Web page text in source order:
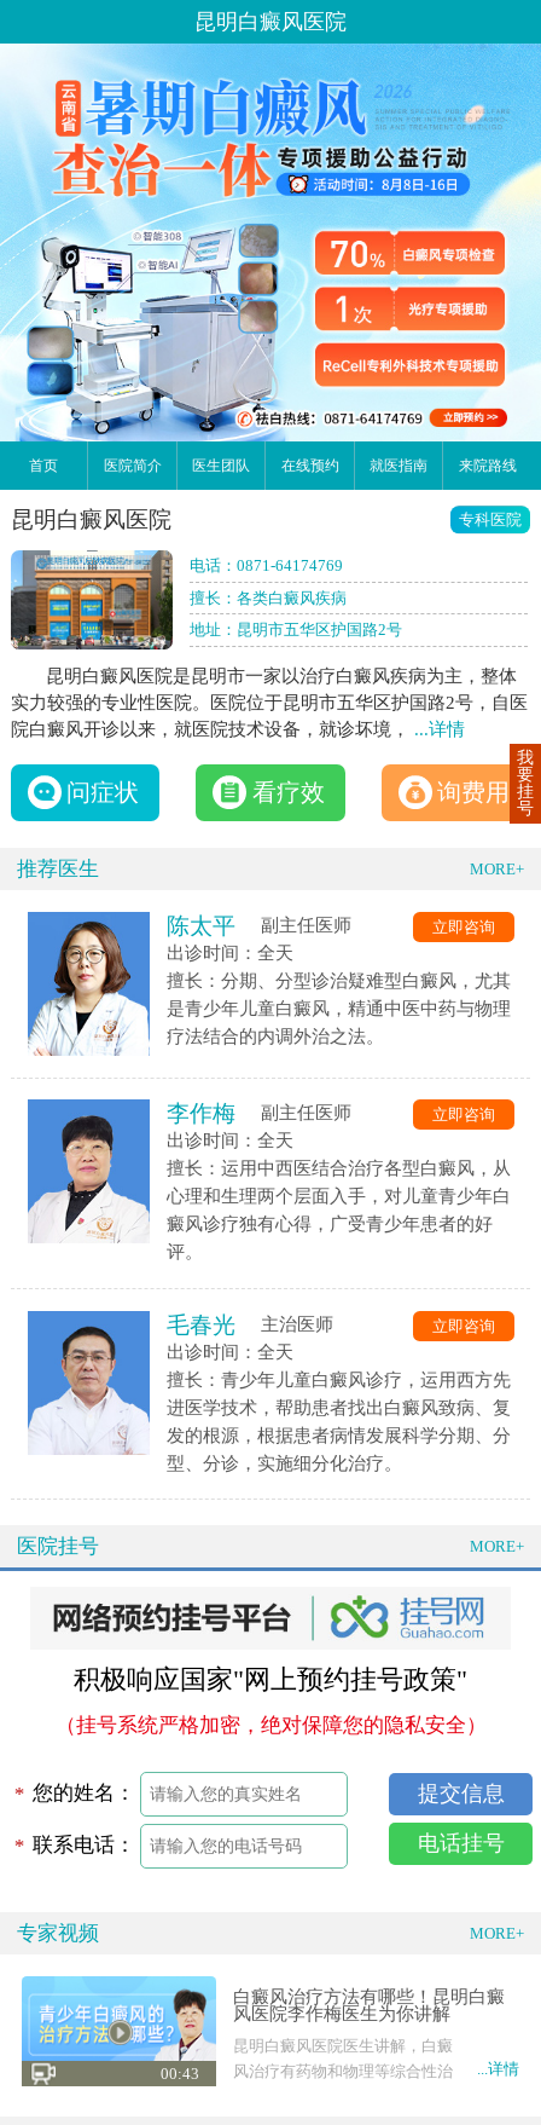
昆明白癜风医院
首页 医院简介 医生团队 在线预约 就医指南 来院路线
昆明白癜风医院 专科医院
电话： 0871-64174769
擅长：各类白癜风疾病
地址：昆明市五华区护国路2号
昆明白癜风医院是昆明市一家以治疗白癜风疾病为主，整体
实力较强的专业性医院。医院位于昆明市五华区护国路2号，自医
院白癜风开诊以来，就医院技术设备，就诊坏境， ...详情
问症状 看疗效 询费用
推荐医生 MORE+
陈太平
副主任医师
出诊时间：全天
擅长：分期、分型诊治疑难型白癜风，尤其
是青少年儿童白癜风，精通中医中药与物理
疗法结合的内调外治之法。
立即咨询
李作梅
副主任医师
出诊时间：全天
擅长：运用中西医结合治疗各型白癜风，从
心理和生理两个层面入手，对儿童青少年白
癜风诊疗独有心得，广受青少年患者的好
评。
立即咨询
毛春光
主治医师
出诊时间：全天
擅长：青少年儿童白癜风诊疗，运用西方先
进医学技术，帮助患者找出白癜风致病、复
发的根源，根据患者病情发展科学分期、分
型、分诊，实施细分化治疗。
立即咨询
医院挂号 MORE+
积极响应国家"网上预约挂号政策"
（挂号系统严格加密，绝对保障您的隐私安全）
* 您的姓名：
* 联系电话： 电话挂号
专家视频 MORE+
00:43
白癜风治疗方法有哪些！昆明白癜
风医院李作梅医生为你讲解
昆明白癜风医院医生讲解，白癜
风治疗有药物和物理等综合性治
...详情
我
要
挂
号